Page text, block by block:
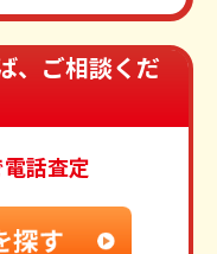
、ご相談くだ
話査定